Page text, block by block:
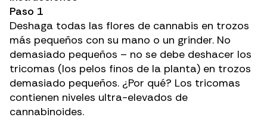
Paso 1
Deshaga todas las flores de cannabis en trozos
más pequeños con su mano o un grinder. No
demasiado pequeños – no se debe deshacer los
tricomas (los pelos finos de la planta) en trozos
demasiado pequeños. ¿Por qué? Los tricomas
contienen niveles ultra-elevados de
cannabinoides.